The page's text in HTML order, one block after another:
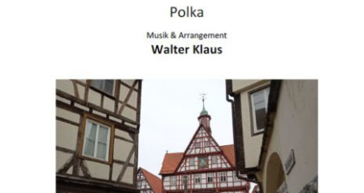
„Alphornzauber“